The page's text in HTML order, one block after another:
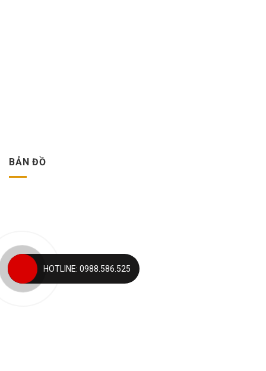
BẢN ĐỒ
HOTLINE: 0988.586.525